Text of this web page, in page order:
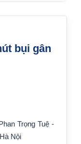
bụi gân
Trọng Tuệ -
Nội